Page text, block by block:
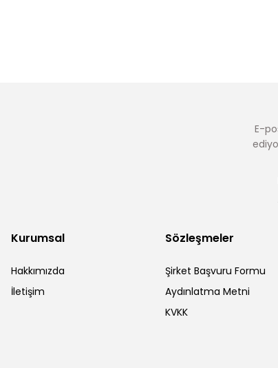
E-
Kurumsal
Hakkımızda
İletişim
Sözleşmeler
Şirket Başvuru Formu
Aydınlatma Metni
KVKK